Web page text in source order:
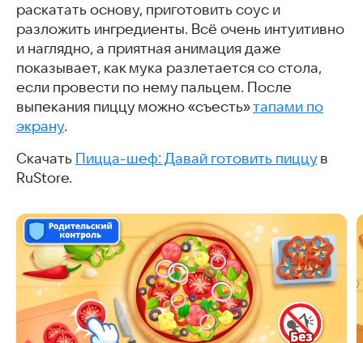
раскатать основу, приготовить соус и
разложить ингредиенты. Всё очень интуитивно
и наглядно, а приятная анимация даже
показывает, как мука разлетается со стола,
если провести по нему пальцем. После
выпекания пиццу можно «съесть»тапами по
экрану.
Скачать Пицца-шеф: Давай готовить пиццув
RuStore.